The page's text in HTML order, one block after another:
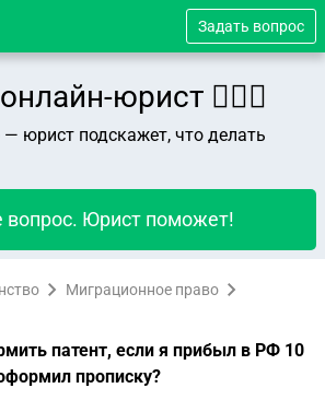
Задать вопрос
юрист 👨🏻‍⚖️
юрист подскажет, что делать
вопрос. Юрист поможет!
Миграционное право
патент, если я прибыл в РФ 10
прописку?